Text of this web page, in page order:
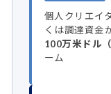
個人クリエイ
くは調達資金
100万米ドル
ーム